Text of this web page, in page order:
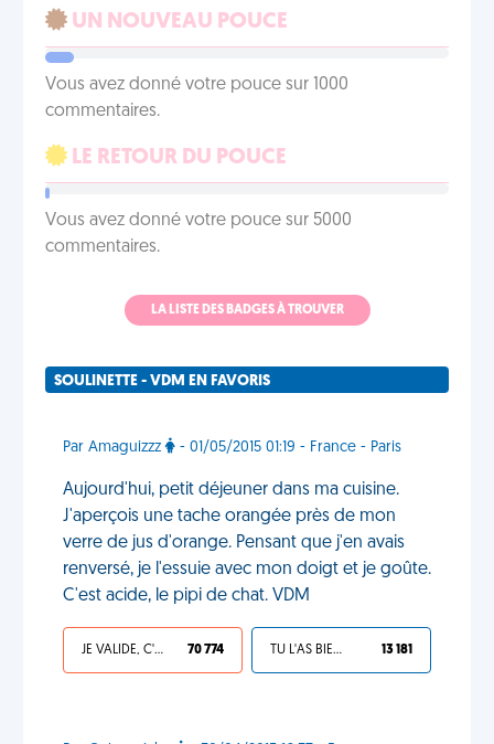
UN NOUVEAU POUCE
Vous avez donné votre pouce sur 1000
commentaires.
LE RETOUR DU POUCE
Vous avez donné votre pouce sur 5000
commentaires.
LA LISTE DES BADGES À TROUVER
SOULINETTE - VDM EN FAVORIS
Par Amaguizzz - 01/05/2015 01:19 - France - Paris
Aujourd'hui, petit déjeuner dans ma cuisine.
J'aperçois une tache orangée près de mon
verre de jus d'orange. Pensant que j'en avais
renversé, je l'essuie avec mon doigt et je goûte.
C'est acide, le pipi de chat. VDM
JE VALIDE, C'EST UNE VDM 70 774 TU L'AS BIEN MÉRITÉ 13 181